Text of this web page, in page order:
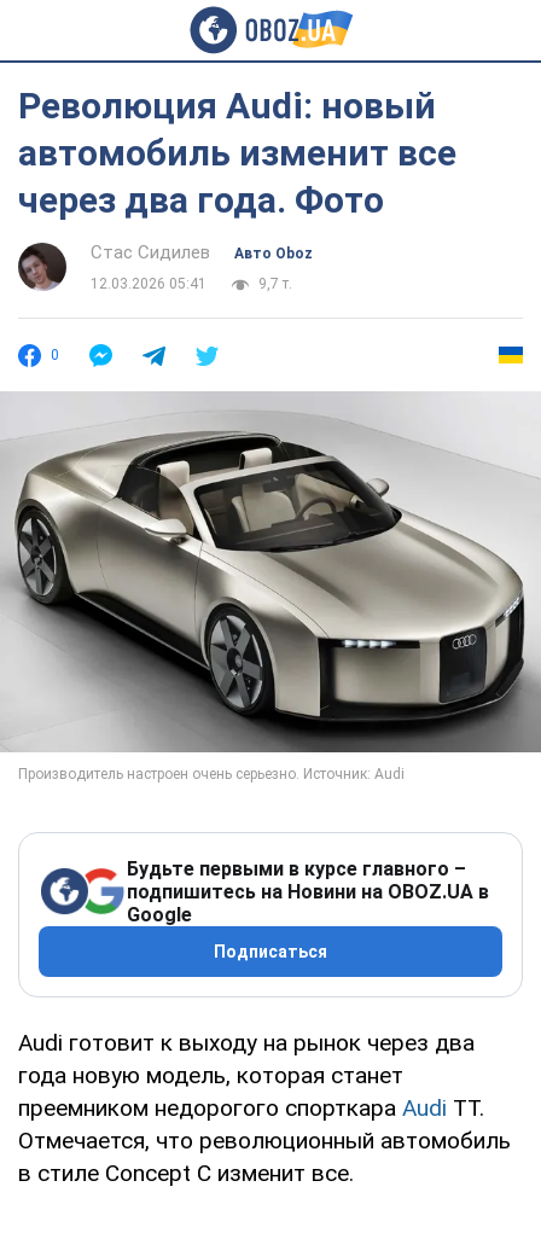
Революция Audi: новый
автомобиль изменит все
через два года. Фото
Стас Сидилев
Авто Oboz
12.03.2026 05:41
9,7 т.
0
Будьте первыми в курсе главного –
подпишитесь на Новини на OBOZ.UA в
Google
Подписаться
Audi готовит к выходу на рынок через два
года новую модель, которая станет
преемником недорогого спорткара Audi TT.
Отмечается, что революционный автомобиль
в стиле Concept C изменит все.